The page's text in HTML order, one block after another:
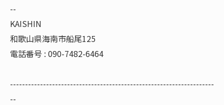
--
KAISHIN
和歌山県海南市船尾125
電話番号 : 090-7482-6464
--------------------------------------------------------------------
--